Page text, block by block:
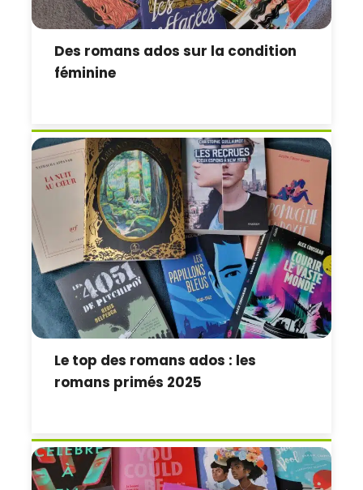
Des romans ados sur la condition
féminine
Le top des romans ados : les
romans primés 2025